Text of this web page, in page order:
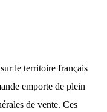
le territoire français
emporte de plein
de vente. Ces